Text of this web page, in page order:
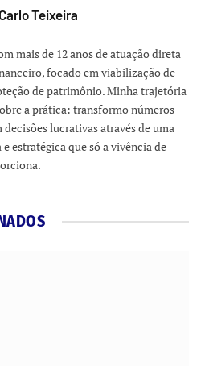
Teixeira
mais de 12 anos de atuação direta
focado em viabilização de
de patrimônio. Minha trajetória
a prática: transformo números
decisões lucrativas através de uma
estratégica que só a vivência de